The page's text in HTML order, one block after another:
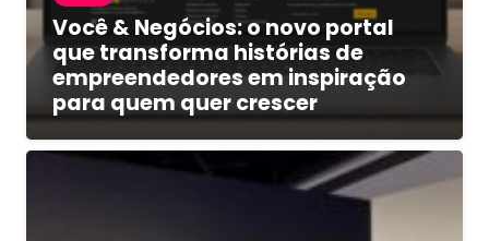
Você & Negócios: o novo portal
que transforma histórias de
empreendedores em inspiração
para quem quer crescer